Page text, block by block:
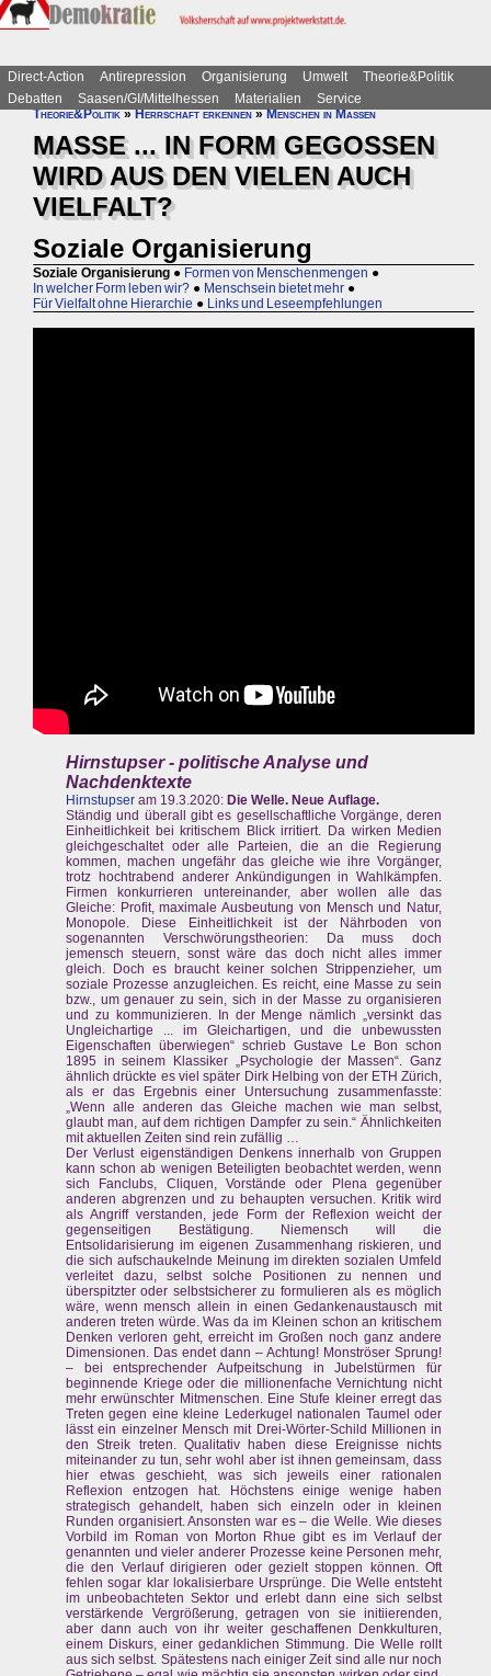
Direct-Action Antirepression Organisierung Umwelt
Theorie&Politik
Debatten
Saasen/GI/Mittelhessen Materialien
Service
Theorie&Politik»Herrschaft erkennen»Menschen in Massen
MASSE ... IN FORM GEGOSSEN
WIRD AUS DEN VIELEN AUCH
VIELFALT?
Soziale Organisierung
Soziale Organisierung ● Formen von Menschenmengen ●
In welcher Form leben wir? ● Menschsein bietet mehr ●
Für Vielfalt ohne Hierarchie ● Links und Leseempfehlungen
Hirnstupser - politische Analyse und
Nachdenktexte
Hirnstupser am 19.3.2020: Die Welle. Neue Auflage.
Ständig und überall gibt es gesellschaftliche Vorgänge, deren
Einheitlichkeit bei kritischem Blick irritiert. Da wirken Medien
gleichgeschaltet oder alle Parteien, die an die Regierung
kommen, machen ungefähr das gleiche wie ihre Vorgänger,
trotz hochtrabend anderer Ankündigungen in Wahlkämpfen.
Firmen konkurrieren untereinander, aber wollen alle das
Gleiche: Profit, maximale Ausbeutung von Mensch und Natur,
Monopole. Diese Einheitlichkeit ist der Nährboden von
sogenannten Verschwörungstheorien: Da muss doch
jemensch steuern, sonst wäre das doch nicht alles immer
gleich. Doch es braucht keiner solchen Strippenzieher, um
soziale Prozesse anzugleichen. Es reicht, eine Masse zu sein
bzw., um genauer zu sein, sich in der Masse zu organisieren
und zu kommunizieren. In der Menge nämlich „versinkt das
Ungleichartige ... im Gleichartigen, und die unbewussten
Eigenschaften überwiegen“ schrieb Gustave Le Bon schon
1895 in seinem Klassiker „Psychologie der Massen“. Ganz
ähnlich drückte es viel später Dirk Helbing von der ETH Zürich,
als er das Ergebnis einer Untersuchung zusammenfasste:
„Wenn alle anderen das Gleiche machen wie man selbst,
glaubt man, auf dem richtigen Dampfer zu sein.“ Ähnlichkeiten
mit aktuellen Zeiten sind rein zufällig …
Der Verlust eigenständigen Denkens innerhalb von Gruppen
kann schon ab wenigen Beteiligten beobachtet werden, wenn
sich Fanclubs, Cliquen, Vorstände oder Plena gegenüber
anderen abgrenzen und zu behaupten versuchen. Kritik wird
als Angriff verstanden, jede Form der Reflexion weicht der
gegenseitigen Bestätigung. Niemensch will die
Entsolidarisierung im eigenen Zusammenhang riskieren, und
die sich aufschaukelnde Meinung im direkten sozialen Umfeld
verleitet dazu, selbst solche Positionen zu nennen und
überspitzter oder selbstsicherer zu formulieren als es möglich
wäre, wenn mensch allein in einen Gedankenaustausch mit
anderen treten würde. Was da im Kleinen schon an kritischem
Denken verloren geht, erreicht im Großen noch ganz andere
Dimensionen. Das endet dann – Achtung! Monströser Sprung!
– bei entsprechender Aufpeitschung in Jubelstürmen für
beginnende Kriege oder die millionenfache Vernichtung nicht
mehr erwünschter Mitmenschen. Eine Stufe kleiner erregt das
Treten gegen eine kleine Lederkugel nationalen Taumel oder
lässt ein einzelner Mensch mit Drei-Wörter-Schild Millionen in
den Streik treten. Qualitativ haben diese Ereignisse nichts
miteinander zu tun, sehr wohl aber ist ihnen gemeinsam, dass
hier etwas geschieht, was sich jeweils einer rationalen
Reflexion entzogen hat. Höchstens einige wenige haben
strategisch gehandelt, haben sich einzeln oder in kleinen
Runden organisiert. Ansonsten war es – die Welle. Wie dieses
Vorbild im Roman von Morton Rhue gibt es im Verlauf der
genannten und vieler anderer Prozesse keine Personen mehr,
die den Verlauf dirigieren oder gezielt stoppen können. Oft
fehlen sogar klar lokalisierbare Ursprünge. Die Welle entsteht
im unbeobachteten Sektor und erlebt dann eine sich selbst
verstärkende Vergrößerung, getragen von sie initiierenden,
aber dann auch von ihr weiter geschaffenen Denkkulturen,
einem Diskurs, einer gedanklichen Stimmung. Die Welle rollt
aus sich selbst. Spätestens nach einiger Zeit sind alle nur noch